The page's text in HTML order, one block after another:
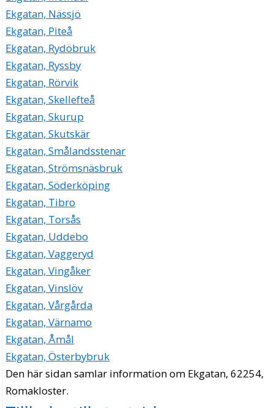
Ekgatan, Nässjö
Ekgatan, Piteå
Ekgatan, Rydöbruk
Ekgatan, Ryssby
Ekgatan, Rörvik
Ekgatan, Skellefteå
Ekgatan, Skurup
Ekgatan, Skutskär
Ekgatan, Smålandsstenar
Ekgatan, Strömsnäsbruk
Ekgatan, Söderköping
Ekgatan, Tibro
Ekgatan, Torsås
Ekgatan, Uddebo
Ekgatan, Vaggeryd
Ekgatan, Vingåker
Ekgatan, Vinslöv
Ekgatan, Vårgårda
Ekgatan, Värnamo
Ekgatan, Åmål
Ekgatan, Österbybruk
Den här sidan samlar information om Ekgatan, 62254,
Romakloster.